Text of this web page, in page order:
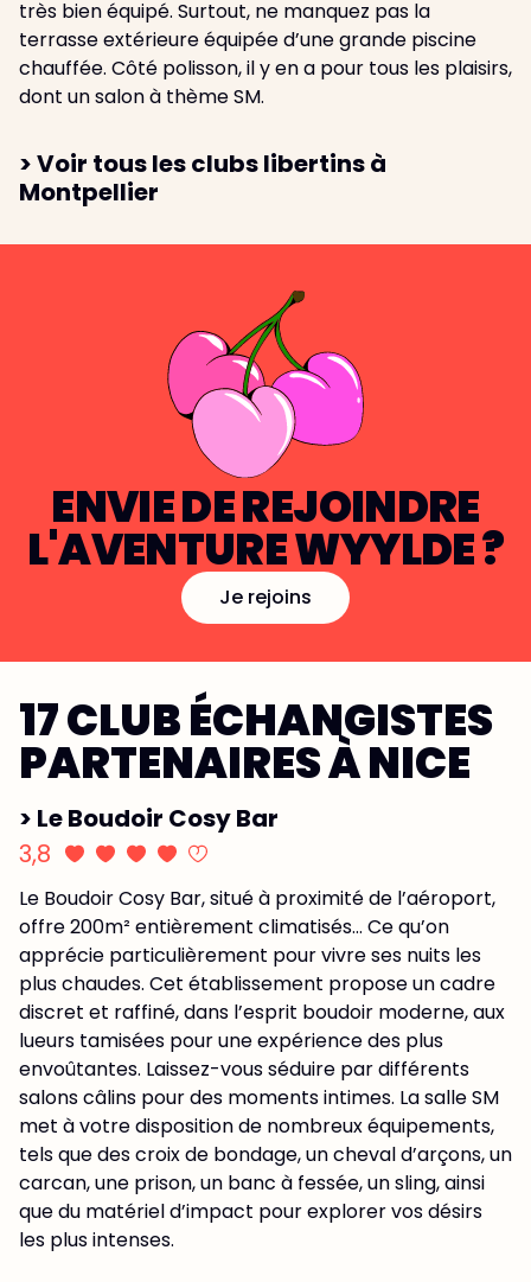
très bien équipé. Surtout, ne manquez pas la
terrasse extérieure équipée d’une grande piscine
chauffée. Côté polisson, il y en a pour tous les plaisirs,
dont un salon à thème SM.
> Voir tous les clubs libertins à
Montpellier
ENVIE DE REJOINDRE
L'AVENTURE WYYLDE ?
Je rejoins
17 CLUB ÉCHANGISTES
PARTENAIRES À NICE
> Le Boudoir Cosy Bar
3,8
Le Boudoir Cosy Bar, situé à proximité de l’aéroport,
offre 200m² entièrement climatisés… Ce qu’on
apprécie particulièrement pour vivre ses nuits les
plus chaudes. Cet établissement propose un cadre
discret et raffiné, dans l’esprit boudoir moderne, aux
lueurs tamisées pour une expérience des plus
envoûtantes. Laissez-vous séduire par différents
salons câlins pour des moments intimes. La salle SM
met à votre disposition de nombreux équipements,
tels que des croix de bondage, un cheval d’arçons, un
carcan, une prison, un banc à fessée, un sling, ainsi
que du matériel d’impact pour explorer vos désirs
les plus intenses.